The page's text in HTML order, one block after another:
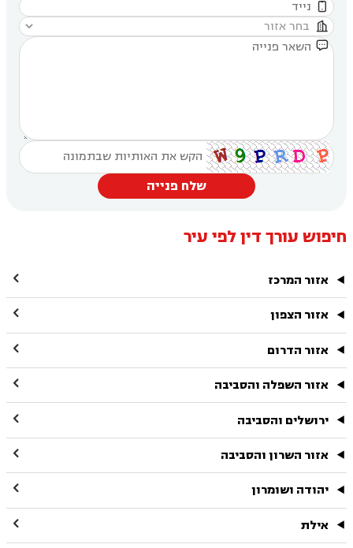



שלח פנייה
חיפוש עורך דין לפי עיר
אזור המרכז 
אזור הצפון 
אזור הדרום 
אזור השפלה והסביבה 
ירושלים והסביבה 
אזור השרון והסביבה 
יהודה ושומרון 
אילת 